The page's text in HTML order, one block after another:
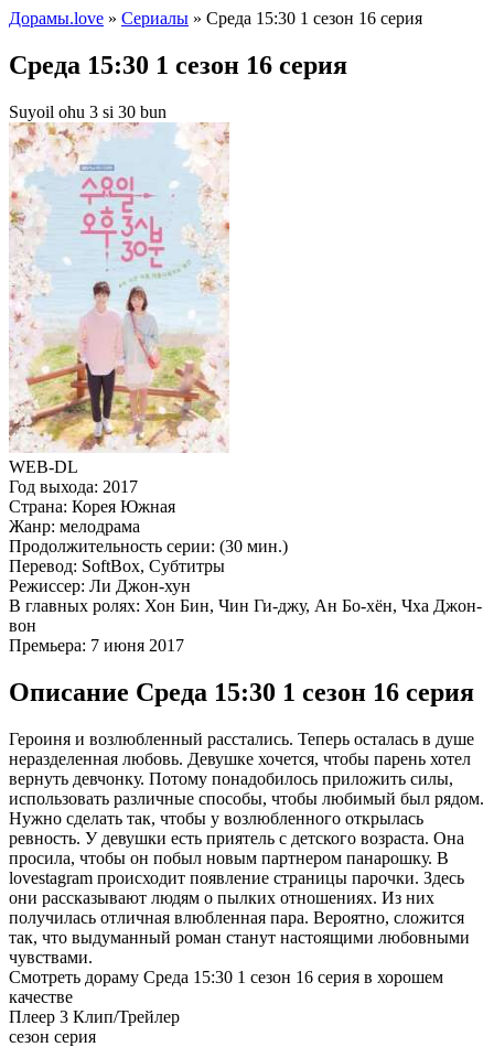
Дорамы.love » Сериалы » Среда 15:30 1 сезон 16 серия
Среда 15:30 1 сезон 16 серия
Suyoil ohu 3 si 30 bun
WEB-DL
Год выхода: 2017
Страна: Корея Южная
Жанр: мелодрама
Продолжительность серии: (30 мин.)
Перевод: SoftBox, Субтитры
Режиссер: Ли Джон-хун
В главных ролях: Хон Бин, Чин Ги-джу, Ан Бо-хён, Чха Джон-
вон
Премьера: 7 июня 2017
Описание Среда 15:30 1 сезон 16 серия
Героиня и возлюбленный расстались. Теперь осталась в душе
неразделенная любовь. Девушке хочется, чтобы парень хотел
вернуть девчонку. Потому понадобилось приложить силы,
использовать различные способы, чтобы любимый был рядом.
Нужно сделать так, чтобы у возлюбленного открылась
ревность. У девушки есть приятель с детского возраста. Она
просила, чтобы он побыл новым партнером панарошку. В
lovestagram происходит появление страницы парочки. Здесь
они рассказывают людям о пылких отношениях. Из них
получилась отличная влюбленная пара. Вероятно, сложится
так, что выдуманный роман станут настоящими любовными
чувствами.
Смотреть дораму Среда 15:30 1 сезон 16 серия в хорошем
качестве
Плеер 3 Клип/Трейлер
сезон серия